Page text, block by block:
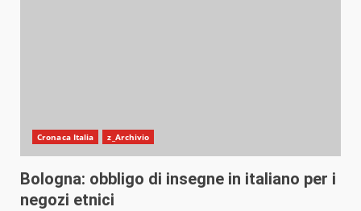
Cronaca Italia z_Archivio
Bologna: obbligo di insegne in italiano per i
negozi etnici